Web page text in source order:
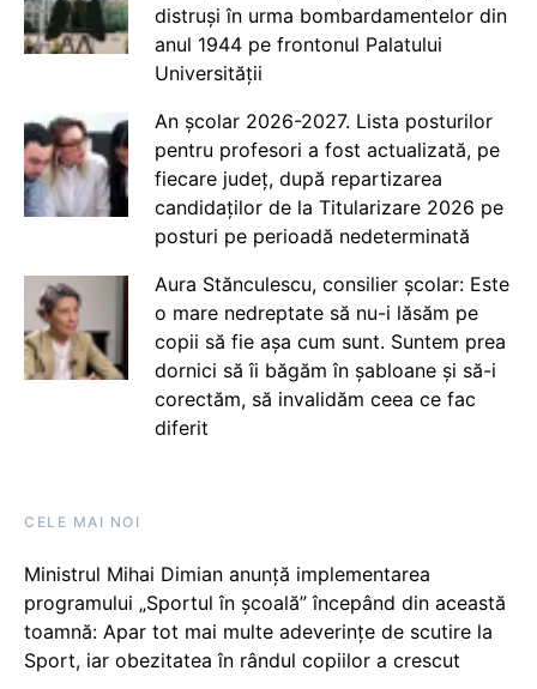
distruși în urma bombardamentelor din
anul 1944 pe frontonul Palatului
Universității
An școlar 2026-2027. Lista posturilor
pentru profesori a fost actualizată, pe
fiecare județ, după repartizarea
candidaților de la Titularizare 2026 pe
posturi pe perioadă nedeterminată
Aura Stănculescu, consilier școlar: Este
o mare nedreptate să nu-i lăsăm pe
copii să fie așa cum sunt. Suntem prea
dornici să îi băgăm în șabloane și să-i
corectăm, să invalidăm ceea ce fac
diferit
CELE MAI NOI
Ministrul Mihai Dimian anunță implementarea
programului „Sportul în școală” începând din această
toamnă: Apar tot mai multe adeverințe de scutire la
Sport, iar obezitatea în rândul copiilor a crescut